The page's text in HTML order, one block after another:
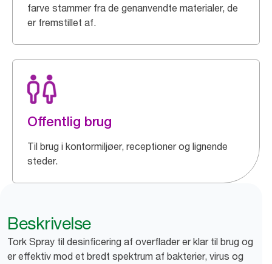
farve stammer fra de genanvendte materialer, de
er fremstillet af.
Offentlig brug
Til brug i kontormiljøer, receptioner og lignende
steder.
Beskrivelse
Tork Spray til desinficering af overflader er klar til brug og
er effektiv mod et bredt spektrum af bakterier, virus og